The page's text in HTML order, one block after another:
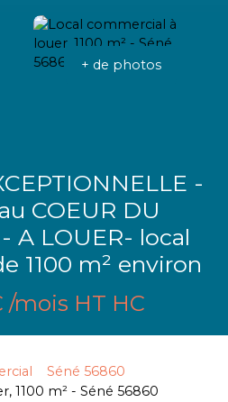
+ de photos
-
COEUR DU
A LOUER- local
1100 m² environ
/mois HT HC
Séné 56860
1100 m² - Séné 56860